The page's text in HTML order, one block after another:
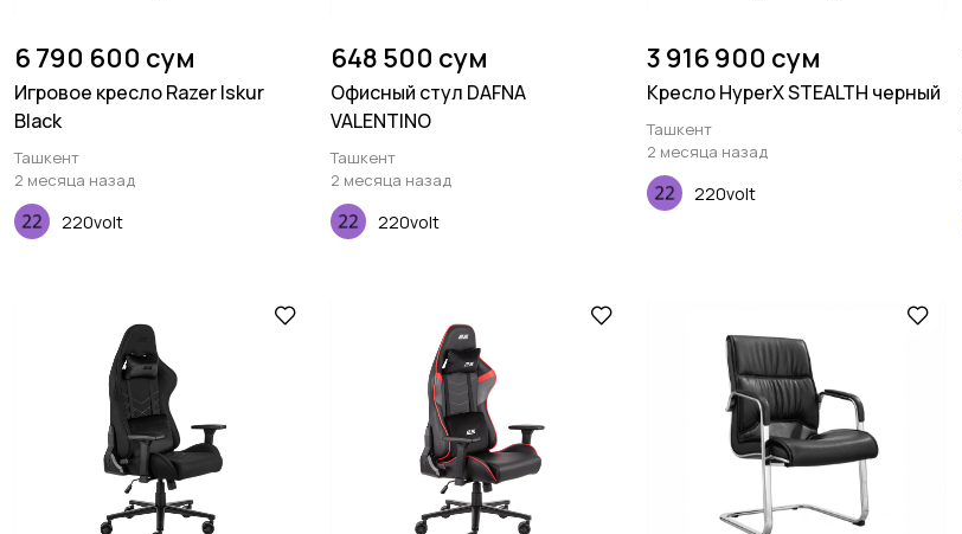
6 790 600 сум
Игровое кресло Razer Iskur
Black
Ташкент
2 месяца назад
220volt
648 500 сум
Офисный стул DAFNA
VALENTINO
Ташкент
2 месяца назад
220volt
3 916 900 сум
Кресло HyperX STEALTH черный
Ташкент
2 месяца назад
220volt